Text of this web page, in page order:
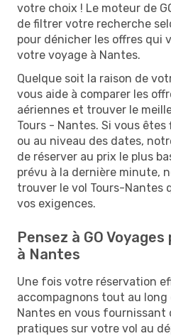
votre choix ! Le moteur de
de filtrer votre recherche
pour dénicher les offres qui
votre voyage à Nantes.
Quelque soit la raison de
vous aide à comparer les
aériennes et trouver le
Tours - Nantes. Si vous
ou au niveau des dates,
de réserver au prix le plus
prévu à la dernière minute,
trouver le vol Tours-Nantes
vos exigences.
Pensez à GO
à Nantes
Une fois votre réservation
accompagnons tout au long
Nantes en vous
pratiques sur votre vol au